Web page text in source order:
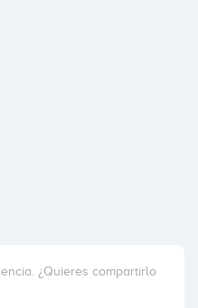
¿Quieres compartirlo